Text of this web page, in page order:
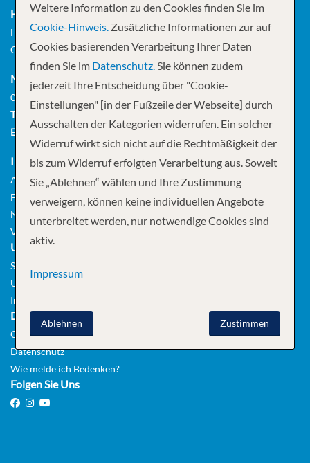
HAUPTSITZ
Hagenholzstrasse 60
CH-8050 Zürich
MONTAG BIS FREITAG
09:00 – 18:00 Uhr
TELEFON
+41 (0)44 289 81 81
E-MAILinfo@cruisetour.ch
INFORMATIONEN
AGB
FAQ
NEWSLETTER
VISABESCHAFFUNG
UNTERNEHMEN
Stellen
Unser Team
Impressum
DATENSCHUTZ
Cookie Hinweis
Datenschutz
Wie melde ich Bedenken?
Folgen Sie Uns
Weitere Information zu den Cookies finden Sie im
Cookie-Hinweis. Zusätzliche Informationen zur auf
Cookies basierenden Verarbeitung Ihrer Daten
finden Sie im Datenschutz.Sie können zudem
jederzeit Ihre Entscheidung über "Cookie-
Einstellungen" [in der Fußzeile der Webseite] durch
Ausschalten der Kategorien widerrufen. Ein solcher
Widerruf wirkt sich nicht auf die Rechtmäßigkeit der
bis zum Widerruf erfolgten Verarbeitung aus. Soweit
Sie „Ablehnen“ wählen und Ihre Zustimmung
verweigern, können keine individuellen Angebote
unterbreitet werden, nur notwendige Cookies sind
aktiv.
Impressum
Zustimmen
Ablehnen